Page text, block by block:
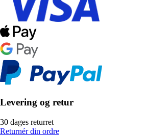
Levering og retur
30 dages returret
Returnér din ordre